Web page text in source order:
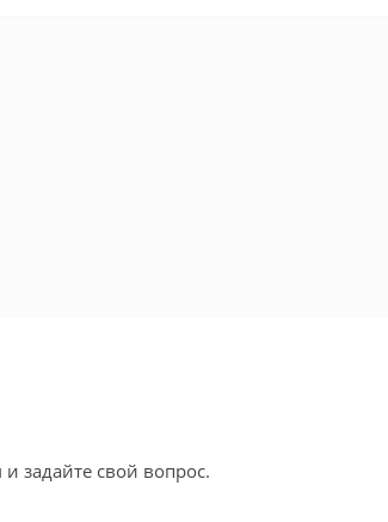
задайте свой вопрос.